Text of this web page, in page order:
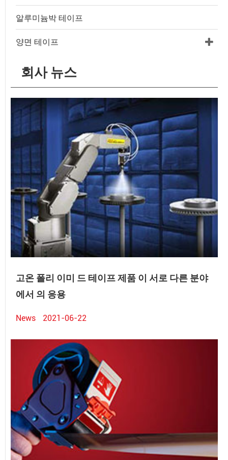
알루미늄박 테이프
양면 테이프
회사 뉴스
고온 폴리 이미 드 테이프 제품 이 서로 다른 분야
에서 의 응용
News 2021-06-22